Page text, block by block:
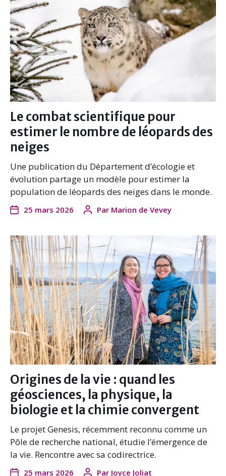
Le combat scientifique pour
estimer le nombre de léopards des
neiges
Une publication du Département d’écologie et
évolution partage un modèle pour estimer la
population de léopards des neiges dans le monde.
25 mars 2026 Par Marion de Vevey
Origines de la vie : quand les
géosciences, la physique, la
biologie et la chimie convergent
Le projet Genesis, récemment reconnu comme un
Pôle de recherche national, étudie l’émergence de
la vie. Rencontre avec sa codirectrice.
25 mars 2026 Par Joyce Joliat